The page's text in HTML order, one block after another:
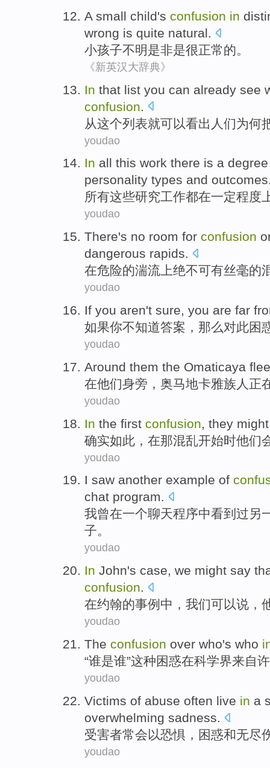
A small child's confusion in
wrong is quite natural.
小孩子不明是非是很正常的。
《新英汉大辞典》
In that list you can already see
confusion
从这个列表就可以看出 人们为何
youdao
In all this work there is a degree
personality types and outcomes
所有这些研究工作都在一定程度
youdao
There's no room for confusion
dangerous rapids.
在危险的湍流 上绝不可有丝毫的
youdao
If you aren't sure, you are far
如果你不知道答案 ， 那么对此困
youdao
Around them the Omaticaya
在他们身旁，奥马地卡雅族人正
youdao
In the first confusion they might
确实如此， 在那混乱开始时他们
youdao
I saw another example of
chat program.
我曾在一个聊天程序中看到 过另
子。
youdao
In John's case, we might say
confusion.
在约翰的事例中 ， 我们可以说 ，
youdao
The confusion over who's who
“谁是谁”这种困惑在科学界来自
youdao
Victims of abuse often live in a
overwhelming sadness.
受害者常会以恐惧 ， 困惑和无尽
youdao